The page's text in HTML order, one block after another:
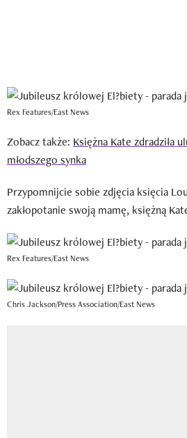
Rex Features/East News
Zobacz także: Księżna Kate zdradziła
młodszego synka
Przypomnijcie sobie zdjęcia księcia
zakłopotanie swoją mamę, księżną
Rex Features/East News
Chris Jackson/Press Association/East News